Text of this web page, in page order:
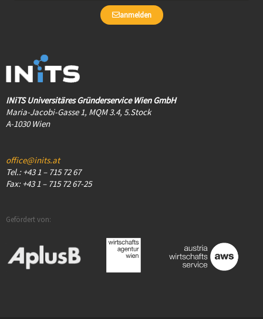
anmelden
INiTS Universitäres Gründerservice Wien GmbH
Maria-Jacobi-Gasse 1, MQM 3.4, 5.Stock
A-1030 Wien
office@inits.at
Tel.: +43 1 – 715 72 67
Fax: +43 1 – 715 72 67-25
Gefördert von: